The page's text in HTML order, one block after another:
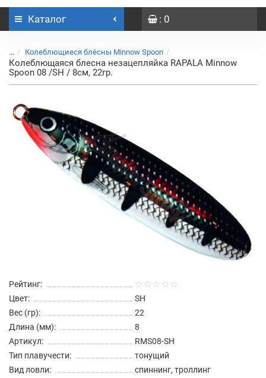
Каталог : 0
... Колеблющиеся блёсны Minnow Spoon
Колеблющаяся блесна незацепляйка RAPALA Minnow
Spoon 08 /SH / 8см, 22гр.
Рейтинг:
Цвет:
SH
Вес (гр):
22
Длина (мм):
8
Артикул:
RMS08-SH
Тип плавучести:
тонущий
Вид ловли:
спиннинг, троллинг